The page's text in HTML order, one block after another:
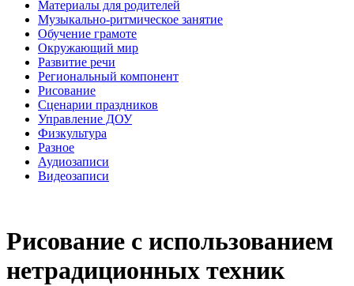
Материалы для родителей
Музыкально-ритмическое занятие
Обучение грамоте
Окружающий мир
Развитие речи
Региональный компонент
Рисование
Сценарии праздников
Управление ДОУ
Физкультура
Разное
Аудиозаписи
Видеозаписи
Рисование с использованием
нетрадиционных техник